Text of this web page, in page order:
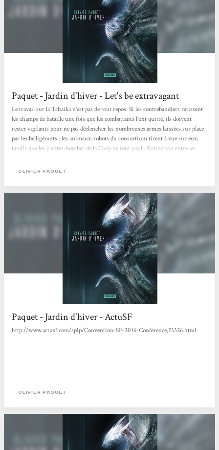
Paquet - Jardin d'hiver - Let's be extravagant
Le travail sur la Tchaïka n’est pas de tout repos. Si les contrebandiers ratissent
les champs de bataille une fois que les combattants l’ont quitté, ils doivent
rester vigilants pour ne pas déclencher les nombreuses armes laissées sur place
par les belligérants : les animaux-robots du consortium tirent à vue sur eux,
tandis que les plantes-bombes de la Coop ne font pas la distinction entre les
inhabituel. Ils trouvent nombre de carcasses d’aéronefs à désosser, mais les
OLIVIER PAQUET
Paquet - Jardin d'hiver - ActuSF
http://www.actusf.com/spip/Convention-SF-2016-Conference,23326.html
OLIVIER PAQUET